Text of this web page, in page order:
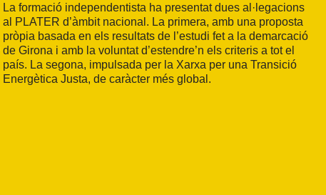
La formació independentista ha presentat dues al·legacions
al PLATER d’àmbit nacional. La primera, amb una proposta
pròpia basada en els resultats de l’estudi fet a la demarcació
de Girona i amb la voluntat d’estendre’n els criteris a tot el
país. La segona, impulsada per la Xarxa per una Transició
Energètica Justa, de caràcter més global.